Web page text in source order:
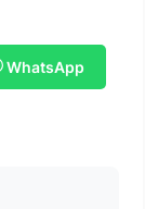
WhatsApp